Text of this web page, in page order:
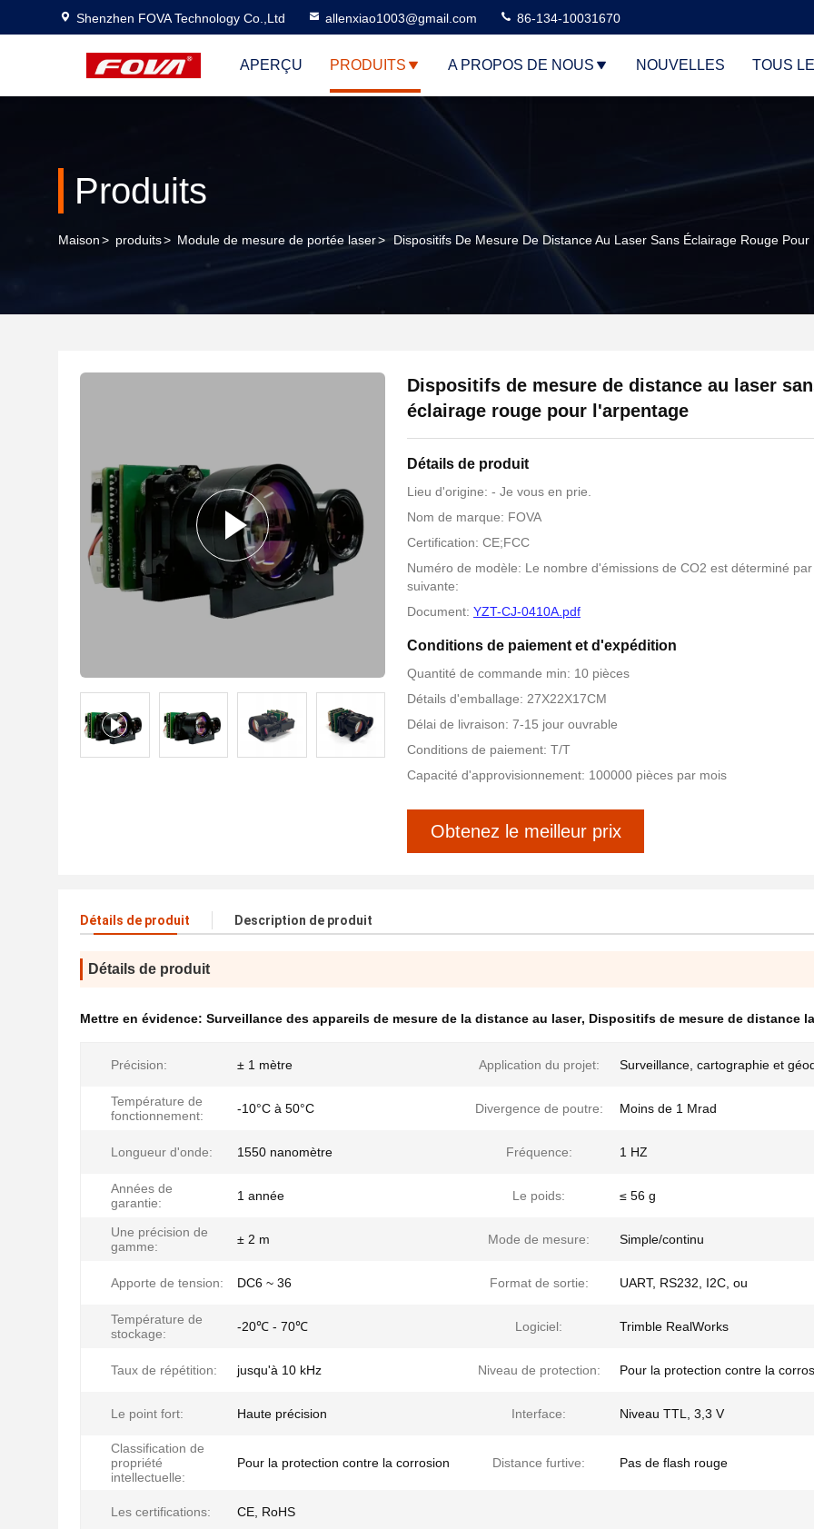
Shenzhen FOVA Technology Co.,Ltd allenxiao1003@gmail.com 86-134-10031670
APERÇU PRODUITS A PROPOS DE NOUS NOUVELLES TOUS
Produits
Maison> produits> Module de mesure de portée laser> Dispositifs De Mesure De Distance Au Laser Sans Éclairage Rouge
Dispositifs de mesure de distance au laser
éclairage rouge pour l'arpentage
Détails de produit
Lieu d'origine: - Je vous en prie.
Nom de marque: FOVA
Certification: CE;FCC
Numéro de modèle: Le nombre d'émissions de CO2 est déterminé
suivante:
Document: YZT-CJ-0410A.pdf
Conditions de paiement et d'expédition
Quantité de commande min: 10 pièces
Détails d'emballage: 27X22X17CM
Délai de livraison: 7-15 jour ouvrable
Conditions de paiement: T/T
Capacité d'approvisionnement: 100000 pièces par mois
Obtenez le meilleur prix
Détails de produit Description de produit
Détails de produit
Mettre en évidence: Surveillance des appareils de mesure de la distance au laser, Dispositifs de mesure de distance
Précision: ± 1 mètre Application du projet: Surveillance, cartographie et
Température de
fonctionnement:
-10°C à 50°C Divergence de poutre: Moins de 1 Mrad
Longueur d'onde: 1550 nanomètre Fréquence: 1 HZ
Années de
garantie:
1 année Le poids: ≤ 56 g
Une précision de
gamme:
± 2 m Mode de mesure: Simple/continu
Apporte de tension: DC6 ~ 36 Format de sortie: UART, RS232, I2C, ou
Température de
stockage:
-20℃ - 70℃ Logiciel: Trimble RealWorks
Taux de répétition: jusqu'à 10 kHz Niveau de protection: Pour la protection contre la
Le point fort: Haute précision Interface: Niveau TTL, 3,3 V
Classification de
propriété
intellectuelle:
Pour la protection contre la corrosion Distance furtive: Pas de flash rouge
Les certifications: CE, RoHS